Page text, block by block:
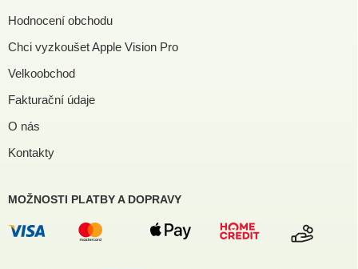
Hodnocení obchodu
Chci vyzkoušet Apple Vision Pro
Velkoobchod
Fakturační údaje
O nás
Kontakty
MOŽNOSTI PLATBY A DOPRAVY